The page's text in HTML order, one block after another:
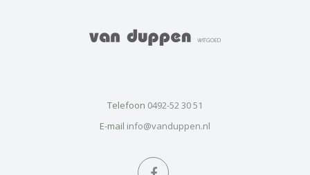
Telefoon 0492-52 30 51
E-mail info@vanduppen.nl